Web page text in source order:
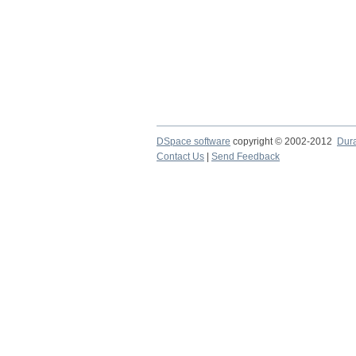
DSpace software copyright © 2002-2012
Contact Us
Send Feedback